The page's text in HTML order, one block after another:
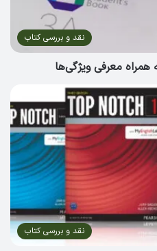
نقد و بررسی کتاب
نقد و بررسی کتاب